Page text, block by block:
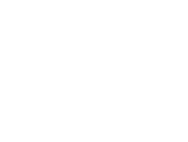
一部《河南人在北京》电影的念头，在说服主编姚松、老乡韩战